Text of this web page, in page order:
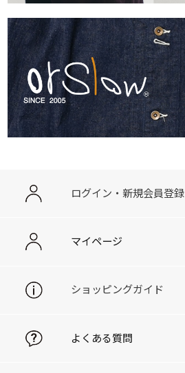
ログイン・新規会員登録
マイページ
ショッピングガイド
よくある質問